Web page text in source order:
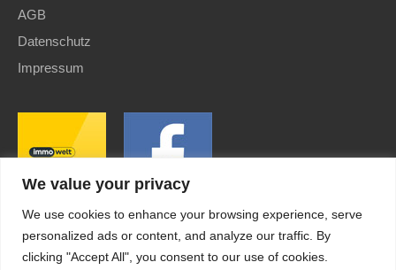
We value your privacy
We use cookies to enhance your browsing experience, serve
personalized ads or content, and analyze our traffic. By
clicking "Accept All", you consent to our use of cookies.
AGB
Datenschutz
Impressum
SEOand Website byimmoWebdesign| Copyright © 2022